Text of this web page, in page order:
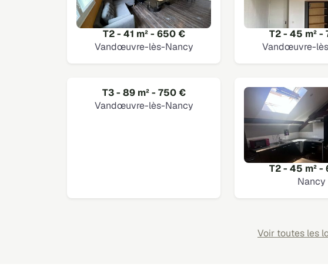
T2 - 41 m² - 650 €
Vandœuvre-lès-Nancy
T2 - 45 m² -
Vandœuvre-
T3 - 89 m² - 750 €
Vandœuvre-lès-Nancy
T2 - 45 m² -
Nancy
Voir toutes les